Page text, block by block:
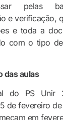
pelas
e verificação,
e toda a
com o tipo
das aulas
do PS Unir
de fevereiro
em